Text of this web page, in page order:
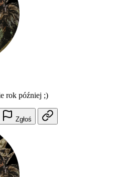
rok później ;)
Zgłoś